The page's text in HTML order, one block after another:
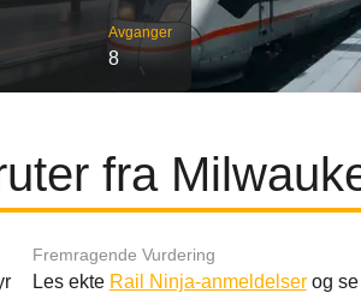
Avganger
8
fra
Fremragende Vurdering
Les ekte Rail Ninja-anmeldelserog se